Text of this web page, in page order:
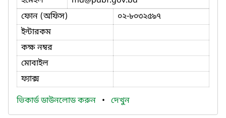
ফোন (অফিস)
০২-৮০৩২৫৯৭
ইন্টারকম
কক্ষ নম্বর
মোবাইল
ফ্যাক্স
ভিকার্ড ডাউনলোড করুন • দেখুন